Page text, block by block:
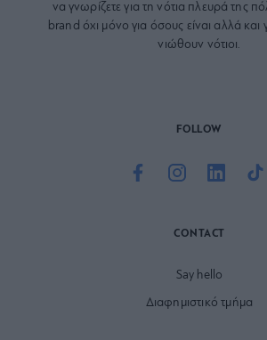
να γνωρίζετε για τη νότια πλευρά της
brand όχι μόνο για όσους είναι αλλά και
νιώθουν νότιοι.
FOLLOW
CONTACT
Say hello
Διαφημιστικό τμήμα